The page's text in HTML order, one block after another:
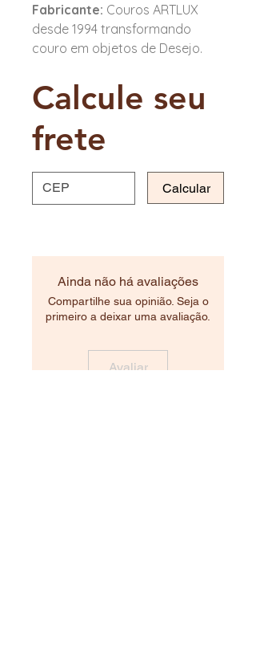
Fabricante: Couros ARTLUX
desde 1994 transformando
couro em objetos de Desejo.
Calcule seu
frete
Calcular
Ainda não há avaliações
Compartilhe sua opinião. Seja o
primeiro a deixar uma avaliação.
Avaliar